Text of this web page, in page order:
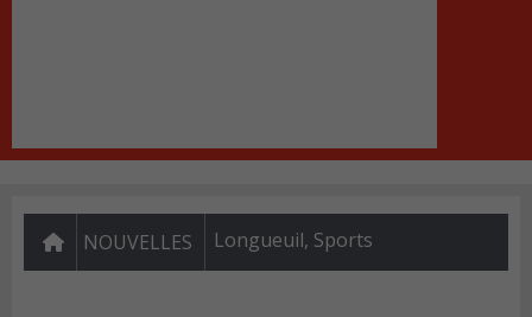
NOUVELLES Longueuil, Sports